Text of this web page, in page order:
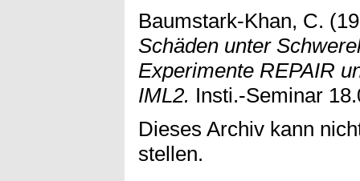
Baumstark-Khan, C.
Schäden unter
Experimente REPAIR
IML2. Insti.-Seminar
Dieses Archiv kann
stellen.